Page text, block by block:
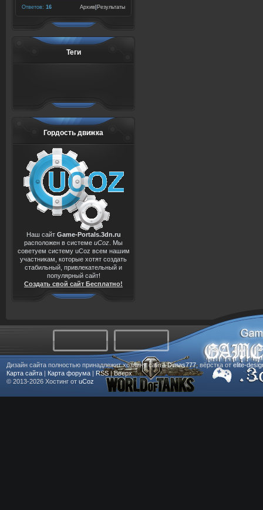
Ответов: 16 Результаты
Архив
Теги
Гордость движка
Наш сайт Game-Portals.3dn.ru
расположен в системе uCoz . Мы
советуем систему uCoz всем нашим
участникам, которые хотят создать
стабильный, привлекательный и
популярный сайт!
Создать свой сайт Бесплатно!
Дизайн сайта полностью принадлежит хозяину сайтаDimas777, вёрстка от elite-
Карта сайта | Карта форума | RSS|Вверх
© 2013-2026 Хостинг от uCoz